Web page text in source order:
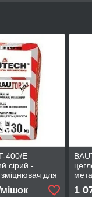
400/Е
сірий -
для
для
1